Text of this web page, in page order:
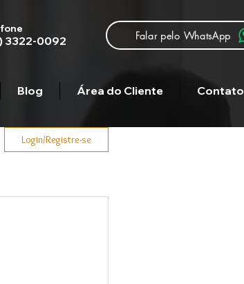
3322-0092 Falar pelo WhatsApp
Blog Área do Cliente Contato
Login/Registre-se